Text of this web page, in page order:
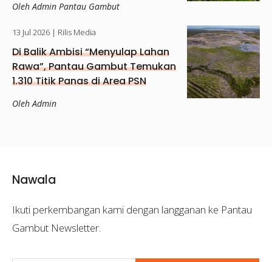
Oleh Admin Pantau Gambut
13 Jul 2026 | Rilis Media
Di Balik Ambisi “Menyulap Lahan
Rawa”, Pantau Gambut Temukan
1.310 Titik Panas di Area PSN
Oleh Admin
Nawala
Ikuti perkembangan kami dengan langganan ke Pantau
Gambut Newsletter.